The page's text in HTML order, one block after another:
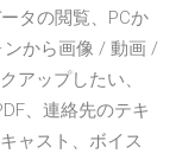
タの閲覧、PCか
ンから画像 / 動画 /
アップしたい、
、連絡先のテキ
ャスト、ボイス